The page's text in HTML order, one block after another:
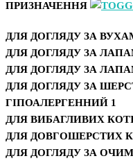
ПРИЗНАЧЕННЯ
ДЛЯ ДОГЛЯДУ ЗА
ДЛЯ ДОГЛЯДУ ЗА
ДЛЯ ДОГЛЯДУ ЗА
ДЛЯ ДОГЛЯДУ ЗА
ГІПОАЛЕРГЕННИЙ 1
ДЛЯ ВИБАГЛИВИХ
ДЛЯ ДОВГОШЕРСТИХ
ДЛЯ ДОГЛЯДУ ЗА